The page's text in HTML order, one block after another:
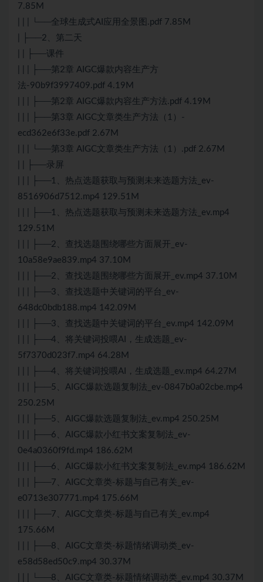
7.85M
| | | └──全球生成式AI应用全景图.pdf 7.85M
| ├──2、第二天
| | ├──课件
| | | ├──第2章 AIGC爆款内容生产方
法-90b9f3997409.pdf 4.19M
| | | ├──第2章 AIGC爆款内容生产方法.pdf 4.19M
| | | ├──第3章 AIGC文章类生产方法（1）-
ecd362e6f33e.pdf 2.67M
| | | └──第3章 AIGC文章类生产方法（1）.pdf 2.67M
| | ├──录屏
| | | ├──1、热点选题获取与预测未来选题方法_ev-
8516906d7512.mp4 129.51M
| | | ├──1、热点选题获取与预测未来选题方法_ev.mp4
129.51M
| | | ├──2、查找选题围绕哪些方面展开_ev-
10a58e9ae839.mp4 37.10M
| | | ├──2、查找选题围绕哪些方面展开_ev.mp4 37.10M
| | | ├──3、查找选题中关键词的平台_ev-
648dc0bdb188.mp4 142.09M
| | | ├──3、查找选题中关键词的平台_ev.mp4 142.09M
| | | ├──4、将关键词投喂AI，生成选题_ev-
5f7370d023f7.mp4 64.28M
| | | ├──4、将关键词投喂AI，生成选题_ev.mp4 64.27M
| | | ├──5、AIGC爆款选题复制法_ev-0847b0a02cbe.mp4
250.25M
| | | ├──5、AIGC爆款选题复制法_ev.mp4 250.25M
| | | ├──6、AIGC爆款小红书文案复制法_ev-
0e4a0360f9fd.mp4 186.62M
| | | ├──6、AIGC爆款小红书文案复制法_ev.mp4 186.62M
| | | ├──7、AIGC文章类-标题与自己有关_ev-
e0713e307771.mp4 175.66M
| | | ├──7、AIGC文章类-标题与自己有关_ev.mp4
175.66M
| | | ├──8、AIGC文章类-标题情绪调动类_ev-
e58d58ed50c9.mp4 30.37M
| | | └──8、AIGC文章类-标题情绪调动类_ev.mp4 30.37M